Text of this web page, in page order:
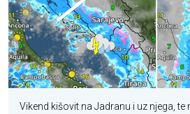
Vikend kišovit na Jadranu i uz njega, te